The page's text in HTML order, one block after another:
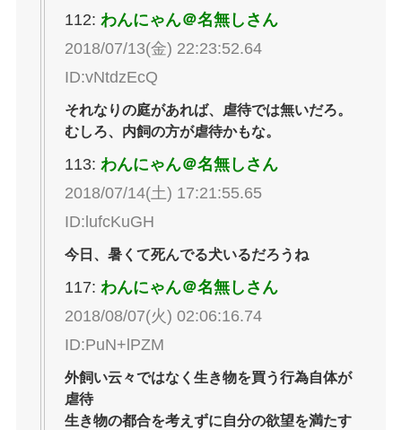
112: わんにゃん＠名無しさん
2018/07/13(金) 22:23:52.64
ID:vNtdzEcQ
それなりの庭があれば、虐待では無いだろ。
むしろ、内飼の方が虐待かもな。
113: わんにゃん＠名無しさん
2018/07/14(土) 17:21:55.65
ID:lufcKuGH
今日、暑くて死んでる犬いるだろうね
117: わんにゃん＠名無しさん
2018/08/07(火) 02:06:16.74
ID:PuN+lPZM
外飼い云々ではなく生き物を買う行為自体が
虐待
生き物の都合を考えずに自分の欲望を満たす